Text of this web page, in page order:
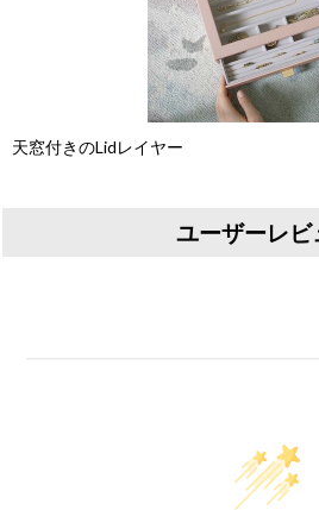
天窓付きのLidレイヤー
ユーザーレビ